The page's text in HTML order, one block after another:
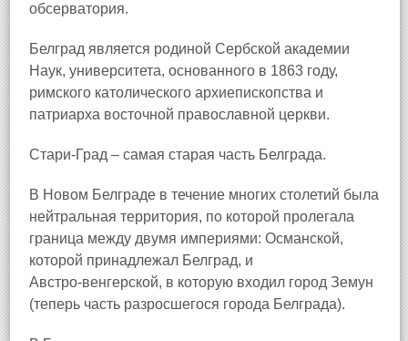
обсерватория.
Белград является родиной Сербской академии
Наук, университета, основанного в 1863 году,
римского католического архиепископства и
патриарха восточной православной церкви.
Стари‑Град – самая старая часть Белграда.
В Новом Белграде в течение многих столетий была
нейтральная территория, по которой пролегала
граница между двумя империями: Османской,
которой принадлежал Белград, и
Австро‑венгерской, в которую входил город Земун
(теперь часть разросшегося города Белграда).